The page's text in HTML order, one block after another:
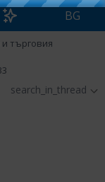
BG
търговия
search_in_thread